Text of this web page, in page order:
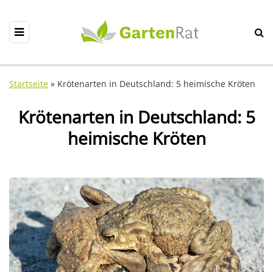
Startseite » Krötenarten in Deutschland: 5 heimische Kröten
Krötenarten in Deutschland: 5
heimische Kröten